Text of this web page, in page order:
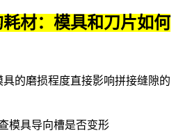
材：模具和刀片如何
具的磨损程度直接影响拼接缝隙的
模具导向槽是否变形